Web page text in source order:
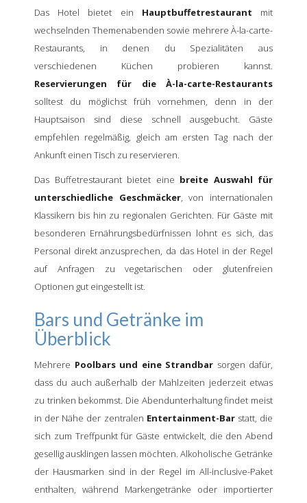
Das Hotel bietet ein Hauptbuffetrestaurant mit
wechselnden Themenabenden sowie mehrere À-la-carte-
Restaurants, in denen du Spezialitäten aus
verschiedenen Küchen probieren kannst.
Reservierungen für die À-la-carte-Restaurants
solltest du möglichst früh vornehmen, denn in der
Hauptsaison sind diese schnell ausgebucht. Gäste
empfehlen regelmäßig, gleich am ersten Tag nach der
Ankunft einen Tisch zu reservieren.
Das Buffetrestaurant bietet eine breite Auswahl für
unterschiedliche Geschmäcker, von internationalen
Klassikern bis hin zu regionalen Gerichten. Für Gäste mit
besonderen Ernährungsbedürfnissen lohnt es sich, das
Personal direkt anzusprechen, da das Hotel in der Regel
auf Anfragen zu vegetarischen oder glutenfreien
Optionen gut eingestellt ist.
Bars und Getränke im
Überblick
Mehrere Poolbars und eine Strandbar sorgen dafür,
dass du auch außerhalb der Mahlzeiten jederzeit etwas
zu trinken bekommst. Die Abendunterhaltung findet meist
in der Nähe der zentralen Entertainment-Barstatt, die
sich zum Treffpunkt für Gäste entwickelt, die den Abend
gesellig ausklingen lassen möchten. Alkoholische Getränke
der Hausmarken sind in der Regel im All-inclusive-Paket
enthalten, während Markengetränke oder importierter